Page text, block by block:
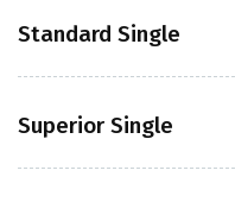
Standard Single
Superior Single